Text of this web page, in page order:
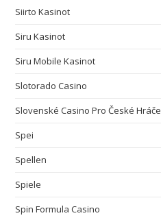
Siirto Kasinot
Siru Kasinot
Siru Mobile Kasinot
Slotorado Casino
Slovenské Casino Pro České Hráče
Spei
Spellen
Spiele
Spin Formula Casino